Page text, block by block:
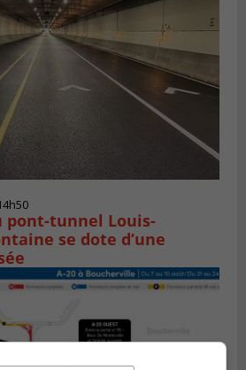
pont-tunnel Louis-
se dote d’une